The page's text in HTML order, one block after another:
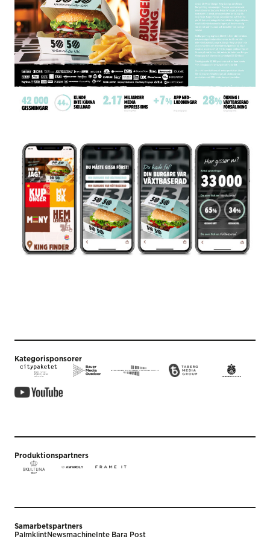
Kategorisponsorer
Produktionspartners
Samarbetspartners
PalmklintNewsmachine Inte Bara Post